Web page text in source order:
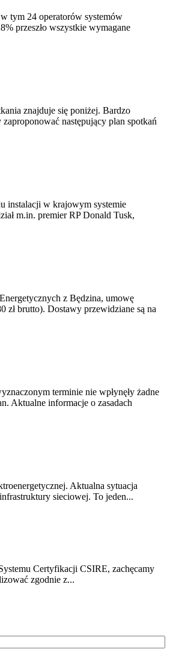
tym 24 operatorów systemów
przeszło wszystkie wymagane
znajduje się poniżej. Bardzo
następujący plan spotkań
instalacji w krajowym systemie
m.in. premier RP Donald Tusk,
z Będzina, umowę
zł brutto). Dostawy przewidziane są na
terminie nie wpłynęły żadne
Aktualne informacje o zasadach
Aktualna sytuacja
sieciowej. To jeden...
Certyfikacji CSIRE, zachęcamy
zgodnie z...